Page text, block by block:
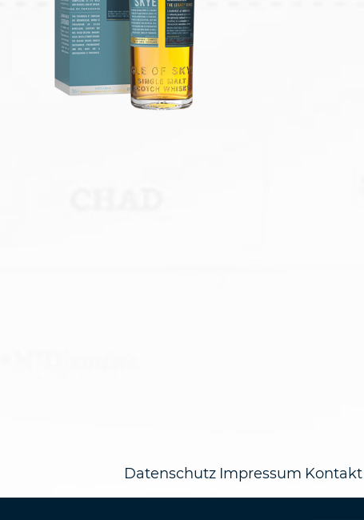
Datenschutz Impressum Kontakt